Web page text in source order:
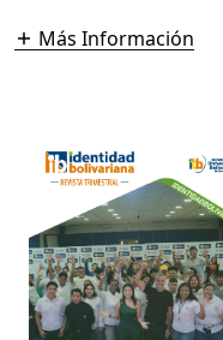
Más Información